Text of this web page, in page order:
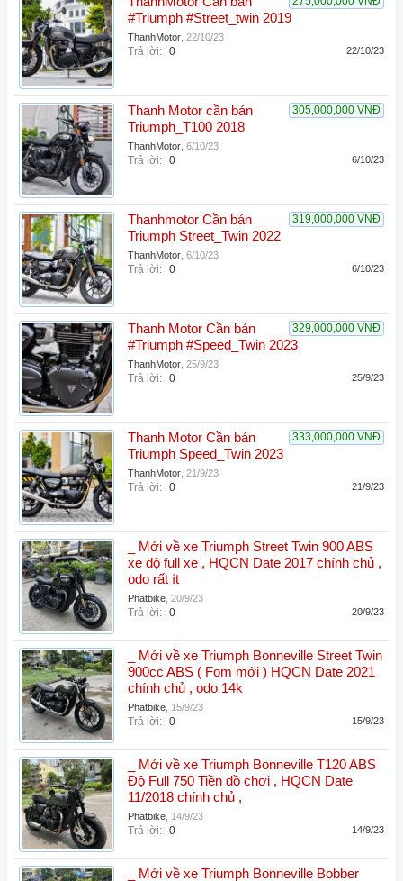
#Triumph #Street_twin 2019
ThanhMotor 22/10/23
Trả lời: 0 22/10/23
305,000,000 VNĐ
Thanh Motor cần bán
Triumph_T100 2018
ThanhMotor 6/10/23
Trả lời: 0 6/10/23
319,000,000 VNĐ
Thanhmotor Cần bán
Triumph Street_Twin 2022
ThanhMotor 6/10/23
Trả lời: 0 6/10/23
329,000,000 VNĐ
Thanh Motor Cần bán
#Triumph #Speed_Twin 2023
ThanhMotor 25/9/23
Trả lời: 0 25/9/23
333,000,000 VNĐ
Thanh Motor Cần bán
Triumph Speed_Twin 2023
ThanhMotor 21/9/23
Trả lời: 0 21/9/23
_ Mới về xe Triumph Street Twin 900 ABS
xe độ full xe , HQCN Date 2017 chính chủ ,
odo rất ít
Phatbike 20/9/23
Trả lời: 0 20/9/23
_ Mới về xe Triumph Bonneville Street Twin
900cc ABS ( Fom mới ) HQCN Date 2021
chính chủ , odo 14k
Phatbike 15/9/23
Trả lời: 0 15/9/23
_ Mới về xe Triumph Bonneville T120 ABS
Độ Full 750 Tiền đồ chơi , HQCN Date
11/2018 chính chủ ,
Phatbike 14/9/23
Trả lời: 0 14/9/23
_ Mới về xe Triumph Bonneville Bobber